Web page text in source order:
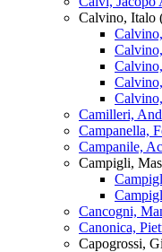
Calvino, Italo
Camilleri,
Campanella,
Campanile,
Campigli,
Cancogni,
Canonica,
Capogrossi,